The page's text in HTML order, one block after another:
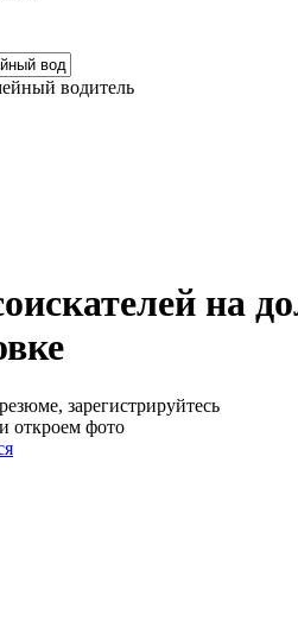
водитель
на
зарегистрируйтесь
откроем фото